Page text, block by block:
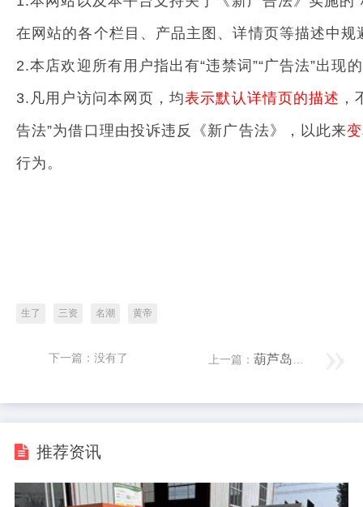
在网站的各个栏目、产品主图、详情页等描述中规
2.本店欢迎所有用户指出有“违禁词”“广告法”出现
3.凡用户访问本网页，均表示默认详情页的描述
告法”为借口理由投诉违反《新广告法》，以此来
行为。
生了 三资 名潮 黄帝
下一篇：没有了 上一篇： 葫芦岛隔热条PA66 已往夺得六合的工农阶，为奈何今却沦为了社会底层？
推荐资讯